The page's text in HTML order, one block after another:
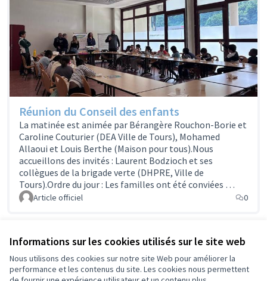
Informations sur les cookies utilisés sur le site web
Nous utilisons des cookies sur notre site Web pour améliorer la
performance et les contenus du site. Les cookies nous permettent
Réunion du Conseil des enfants
La matinée est animée par Bérangère Rouchon-Borie et
Caroline Couturier (DEA Ville de Tours), Mohamed
Allaoui et Louis Berthe (Maison pour tous).Nous
accueillons des invités : Laurent Bodzioch et ses
collègues de la brigade verte (DHPRE, Ville de
Tours).Ordre du jour : Les familles ont été conviées …
Article officiel 0
Référence : tours-ASSE-2026-03-55